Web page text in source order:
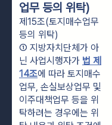
업무 등의 위탁)
제15조(토지매수업무
등의 위탁)
① 지방자치단체가 아
닌 사업시행자가 법 제
14조에 따라 토지매수
업무, 손실보상업무 및
이주대책업무 등을 위
탁하려는 경우에는 위